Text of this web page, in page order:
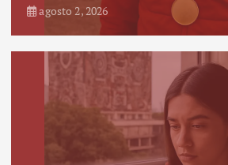
agosto 2, 2026